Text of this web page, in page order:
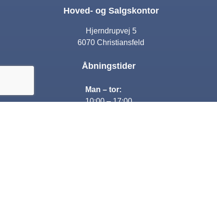
Hoved- og Salgskontor
Hjerndrupvej 5
6070 Christiansfeld
Åbningstider
Man – tor:
10:00 – 17:00